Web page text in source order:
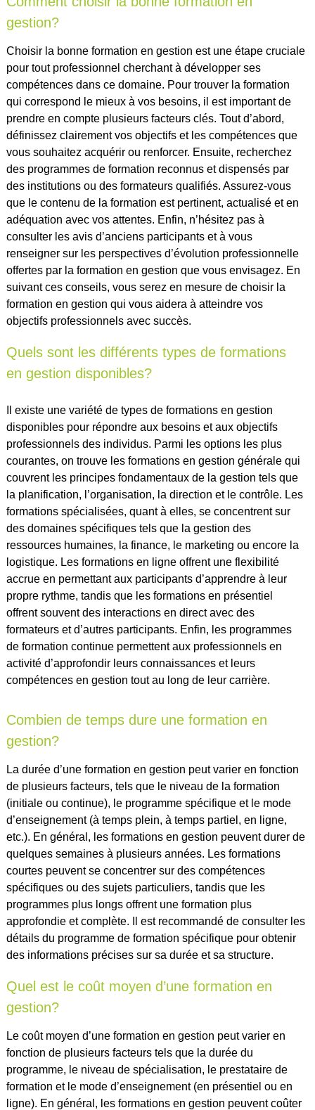
gestion?
Choisir la bonne formation en gestion est une étape cruciale
pour tout professionnel cherchant à développer ses
compétences dans ce domaine. Pour trouver la formation
qui correspond le mieux à vos besoins, il est important de
prendre en compte plusieurs facteurs clés. Tout d’abord,
définissez clairement vos objectifs et les compétences que
vous souhaitez acquérir ou renforcer. Ensuite, recherchez
des programmes de formation reconnus et dispensés par
des institutions ou des formateurs qualifiés. Assurez-vous
que le contenu de la formation est pertinent, actualisé et en
adéquation avec vos attentes. Enfin, n’hésitez pas à
consulter les avis d’anciens participants et à vous
renseigner sur les perspectives d’évolution professionnelle
offertes par la formation en gestion que vous envisagez. En
suivant ces conseils, vous serez en mesure de choisir la
formation en gestion qui vous aidera à atteindre vos
objectifs professionnels avec succès.
Quels sont les différents types de formations
en gestion disponibles?
Il existe une variété de types de formations en gestion
disponibles pour répondre aux besoins et aux objectifs
professionnels des individus. Parmi les options les plus
courantes, on trouve les formations en gestion générale qui
couvrent les principes fondamentaux de la gestion tels que
la planification, l’organisation, la direction et le contrôle. Les
formations spécialisées, quant à elles, se concentrent sur
des domaines spécifiques tels que la gestion des
ressources humaines, la finance, le marketing ou encore la
logistique. Les formations en ligne offrent une flexibilité
accrue en permettant aux participants d’apprendre à leur
propre rythme, tandis que les formations en présentiel
offrent souvent des interactions en direct avec des
formateurs et d’autres participants. Enfin, les programmes
de formation continue permettent aux professionnels en
activité d’approfondir leurs connaissances et leurs
compétences en gestion tout au long de leur carrière.
Combien de temps dure une formation en
gestion?
La durée d’une formation en gestion peut varier en fonction
de plusieurs facteurs, tels que le niveau de la formation
(initiale ou continue), le programme spécifique et le mode
d’enseignement (à temps plein, à temps partiel, en ligne,
etc.). En général, les formations en gestion peuvent durer de
quelques semaines à plusieurs années. Les formations
courtes peuvent se concentrer sur des compétences
spécifiques ou des sujets particuliers, tandis que les
programmes plus longs offrent une formation plus
approfondie et complète. Il est recommandé de consulter les
détails du programme de formation spécifique pour obtenir
des informations précises sur sa durée et sa structure.
Quel est le coût moyen d’une formation en
gestion?
Le coût moyen d’une formation en gestion peut varier en
fonction de plusieurs facteurs tels que la durée du
programme, le niveau de spécialisation, le prestataire de
formation et le mode d’enseignement (en présentiel ou en
ligne). En général, les formations en gestion peuvent coûter